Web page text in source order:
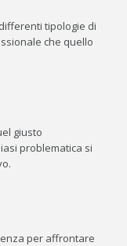
tipologie di
che quello
giusto
problematica si
per affrontare